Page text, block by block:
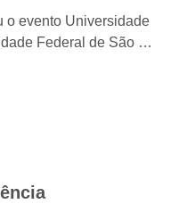
o evento Universidade
Federal de São …